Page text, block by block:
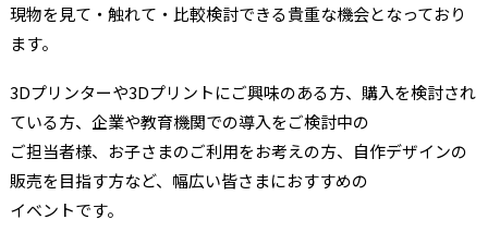
現物を見て・触れて・比較検討できる貴重な機会となっており
ます。
3Dプリンターや3Dプリントにご興味のある方、購入を検討され
ている方、企業や教育機関での導入をご検討中の
ご担当者様、お子さまのご利用をお考えの方、自作デザインの
販売を目指す方など、幅広い皆さまにおすすめの
イベントです。